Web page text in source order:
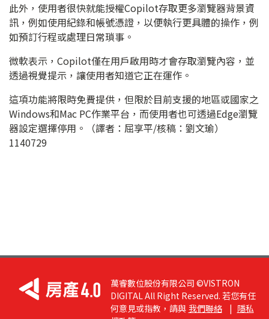
此外，使用者很快就能授權Copilot存取更多瀏覽器背景資
訊，例如使用紀錄和帳號憑證，以便執行更具體的操作，例
如預訂行程或處理日常瑣事。
微軟表示，Copilot僅在用戶啟用時才會存取瀏覽內容，並
透過視覺提示，讓使用者知道它正在運作。
這項功能將限時免費提供，但限於目前支援的地區或國家之
Windows和Mac PC作業平台，而使用者也可透過Edge瀏覽
器設定選擇停用。（譯者：屈享平/核稿：劉文瑜）
1140729
萬睿數位股份有限公司 ©VISTRON
DIGITAL All Right Reserved. 若您有任
何意見或指教，請與 我們聯絡 | 隱私